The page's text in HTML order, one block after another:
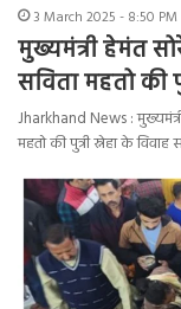
3 March 2025 - 8:50 PM
मुख्यमंत्री हेमंत
सविता महतो की
Jharkhand News :
महतो की पुत्री स्नेहा के विवाह